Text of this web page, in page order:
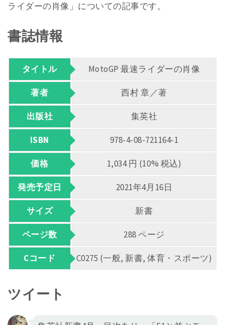
ライダーの肖像」についての記事です。
書誌情報
タイトル MotoGP 最速ライダーの肖像
著者 西村 章／著
出版社 集英社
ISBN 978-4-08-721164-1
価格 1,034 円 (10% 税込)
発売予定日 2021年4月16日
サイズ 新書
ページ数 288 ページ
Cコード C0275 (一般, 新書, 体育・スポーツ)
ツイート